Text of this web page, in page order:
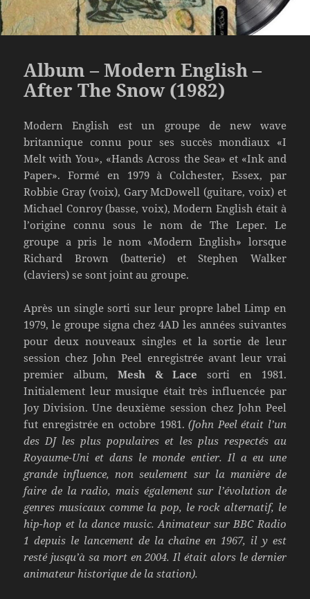
Album – Modern English –
After The Snow (1982)
Modern English est un groupe de new wave
britannique connu pour ses succès mondiaux «I
Melt with You», «Hands Across the Sea» et «Ink and
Paper». Formé en 1979 à Colchester, Essex, par
Robbie Gray (voix), Gary McDowell (guitare, voix) et
Michael Conroy (basse, voix), Modern English était à
l’origine connu sous le nom de The Leper. Le
groupe a pris le nom «Modern English» lorsque
Richard Brown (batterie) et Stephen Walker
(claviers) se sont joint au groupe.
Après un single sorti sur leur propre label Limp en
1979, le groupe signa chez 4AD les années suivantes
pour deux nouveaux singles et la sortie de leur
session chez John Peel enregistrée avant leur vrai
premier album, Mesh & Lace sorti en 1981.
Initialement leur musique était très influencée par
Joy Division. Une deuxième session chez John Peel
fut enregistrée en octobre 1981.(John Peel était l’un
des DJ les plus populaires et les plus respectés au
Royaume-Uni et dans le monde entier. Il a eu une
grande influence, non seulement sur la manière de
faire de la radio, mais également sur l’évolution de
genres musicaux comme la pop, le rock alternatif, le
hip-hop et la dance music. Animateur sur BBC Radio
1 depuis le lancement de la chaîne en 1967, il y est
resté jusqu’à sa mort en 2004. Il était alors le dernier
animateur historique de la station).